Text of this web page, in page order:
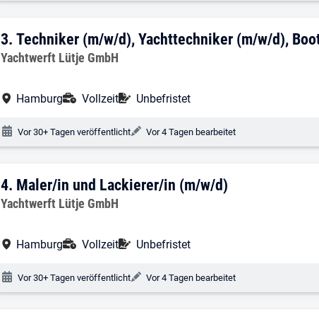
3. Ergebnis: Techniker (m/w/d),
3.Techniker (m/w/d), Yachttechniker (m/w/d),
Arbeitgeber:
Yachtwerft Lütje GmbH
Arbeitsort:
Hamburg Anstellungsart:
Vollzeit Befristung:
Unbefristet
Veröffentlichungsdatum:
Vor 30+ Tagen veröffentlicht Änderungsdatum:
Vor 4 Tagen bearbeitet
4. Ergebnis: Maler/in und Lackierer/in
4. Maler/in und Lackierer/in (m/w/d)
Arbeitgeber:
Yachtwerft Lütje GmbH
Arbeitsort:
Hamburg Anstellungsart:
Vollzeit Befristung:
Unbefristet
Veröffentlichungsdatum:
Vor 30+ Tagen veröffentlicht Änderungsdatum:
Vor 4 Tagen bearbeitet